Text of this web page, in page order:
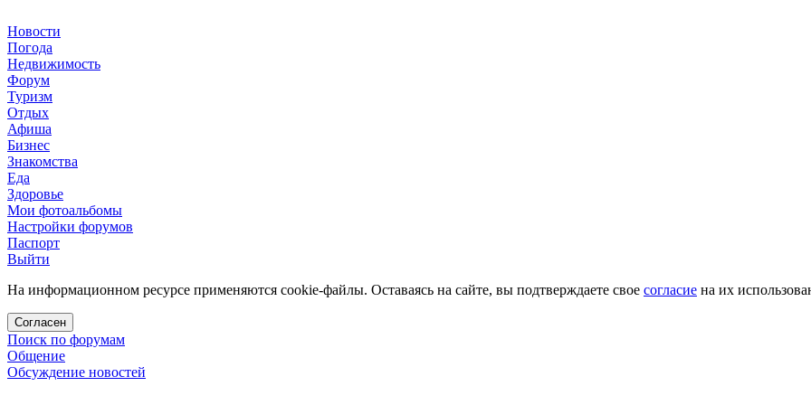
Новости
Погода
Недвижимость
Форум
Туризм
Отдых
Афиша
Бизнес
Знакомства
Еда
Здоровье
Мои фотоальбомы
Настройки форумов
Паспорт
Выйти
На информационном ресурсе применяются cookie-файлы. Оставаясь на сайте, вы подтверждаете свое согласие на их
Согласен
Поиск по форумам
Общение
Обсуждение новостей